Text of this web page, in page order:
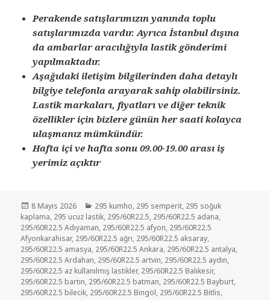
Perakende satışlarımızın yanında toplu
satışlarımızda vardır. Ayrıca İstanbul dışına
da ambarlar aracılığıyla lastik gönderimi
yapılmaktadır.
Aşağıdaki iletişim bilgilerinden daha detaylı
bilgiye telefonla arayarak sahip olabilirsiniz.
Lastik markaları, fiyatları ve diğer teknik
özellikler için bizlere günün her saati kolayca
ulaşmanız mümkündür.
Hafta içi ve hafta sonu 09.00-19.00 arası iş
yerimiz açıktır
Yayın
tarihi
8 Mayıs 2026 Kategoriler
295 kumho, 295 semperit, 295 soğuk
kaplama, 295 ucuz lastik, 295/60R22.5, 295/60R22.5 adana,
295/60R22.5 Adıyaman, 295/60R22.5 afyon, 295/60R22.5
Afyonkarahisar, 295/60R22.5 ağrı, 295/60R22.5 aksaray,
295/60R22.5 amasya, 295/60R22.5 Ankara, 295/60R22.5 antalya,
295/60R22.5 Ardahan, 295/60R22.5 artvin, 295/60R22.5 aydın,
295/60R22.5 az kullanılmış lastikler, 295/60R22.5 Balıkesir,
295/60R22.5 bartın, 295/60R22.5 batman, 295/60R22.5 Bayburt,
295/60R22.5 bilecik, 295/60R22.5 Bingöl, 295/60R22.5 Bitlis,